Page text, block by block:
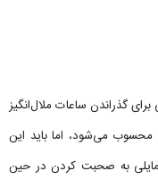
گذراندن ساعات ملال‌انگیز
محسوب می‌شود، اما باید این
به صحبت کردن در حین